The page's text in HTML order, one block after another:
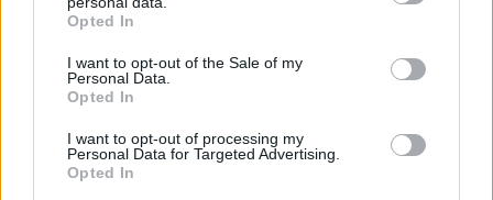
grant or deny consent to Google and its third-party tags to
use your data for below specified purposes in below Google
consent section.
Opted In
I want to opt-out of the Sale of my
Personal Data.
Opted In
I want to opt-out of processing my
Personal Data for Targeted Advertising.
Opted In